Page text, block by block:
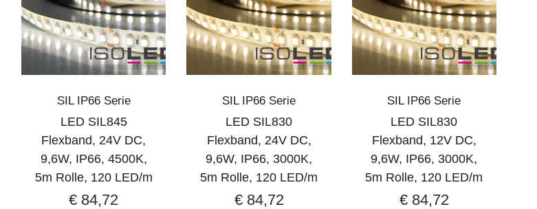
SIL IP66 Serie
LED SIL845
Flexband, 24V DC,
9,6W, IP66, 4500K,
5m Rolle, 120 LED/m
€ 84,72
SIL IP66 Serie
LED SIL830
Flexband, 24V DC,
9,6W, IP66, 3000K,
5m Rolle, 120 LED/m
€84,72
SIL IP66 Serie
LED SIL830
Flexband, 12V DC,
9,6W, IP66, 3000K,
5m Rolle, 120 LED/m
€84,72